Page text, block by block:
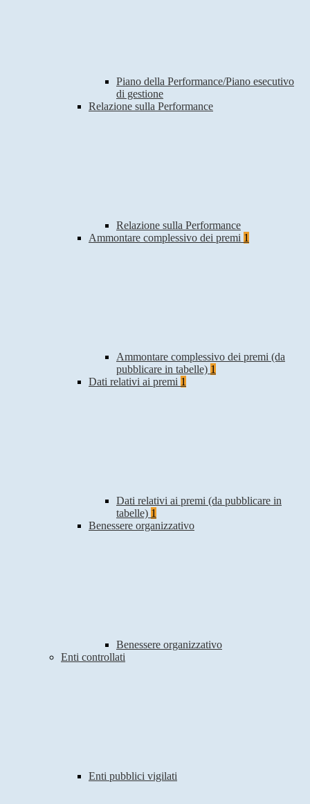
Piano della Performance/Piano esecutivo
di gestione
Relazione sulla Performance
Relazione sulla Performance
Ammontare complessivo dei premi 1
Ammontare complessivo dei premi (da
pubblicare in tabelle) 1
Dati relativi ai premi 1
Dati relativi ai premi (da pubblicare in
tabelle) 1
Benessere organizzativo
Benessere organizzativo
Enti controllati
Enti pubblici vigilati